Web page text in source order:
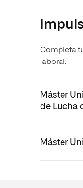
Completa
laboral:
Máster
de Lucha
Máster